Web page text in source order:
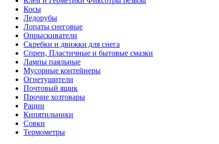
Косы
Ледорубы
Лопаты снеговые
Опрыскиватели
Скребки и движки для снега
Спреи, Пластичные и бытовые смазки
Лампы паяльные
Мусорные контейнеры
Огнетушители
Почтовый ящик
Прочие хозтовары
Рации
Кипятильники
Совки
Термометры